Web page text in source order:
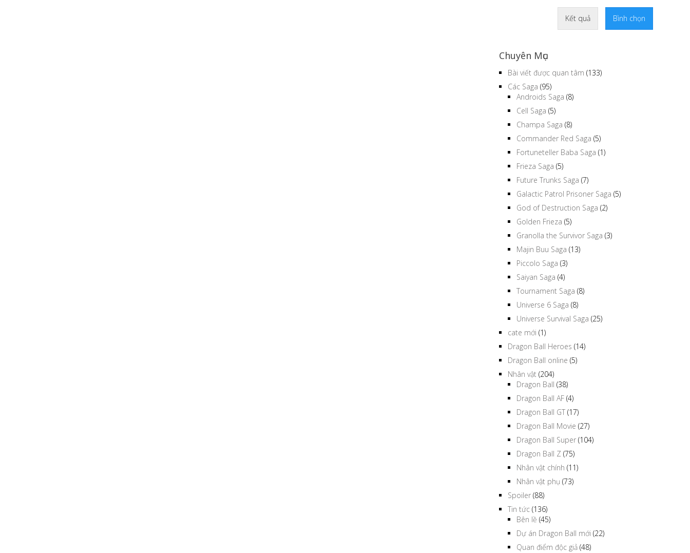
Kết quả Bình chọn
Chuyên Mục
Bài viết được quan tâm (133)
Các Saga (95)
Androids Saga (8)
Cell Saga (5)
Champa Saga (8)
Commander Red Saga (5)
Fortuneteller Baba Saga (1)
Frieza Saga (5)
Future Trunks Saga (7)
Galactic Patrol Prisoner Saga (5)
God of Destruction Saga (2)
Golden Frieza (5)
Granolla the Survivor Saga (3)
Majin Buu Saga (13)
Piccolo Saga (3)
Saiyan Saga (4)
Tournament Saga (8)
Universe 6 Saga (8)
Universe Survival Saga (25)
cate mới (1)
Dragon Ball Heroes (14)
Dragon Ball online (5)
Nhân vật (204)
Dragon Ball (38)
Dragon Ball AF (4)
Dragon Ball GT (17)
Dragon Ball Movie (27)
Dragon Ball Super (104)
Dragon Ball Z (75)
Nhân vật chính (11)
Nhân vật phụ (73)
Spoiler (88)
Tin tức (136)
Bên lề (45)
Dự án Dragon Ball mới (22)
Quan điểm độc giả (48)